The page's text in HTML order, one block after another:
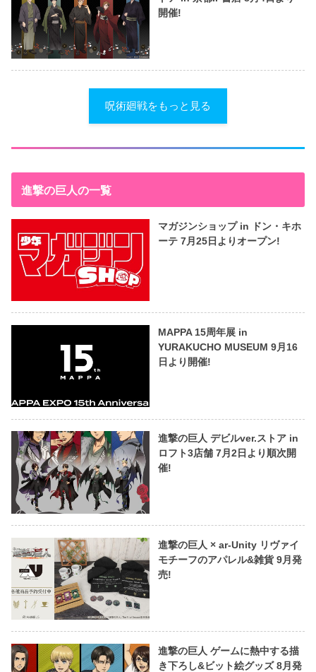
開催!
呪術廻戦をもっと見る
進撃の巨人の一覧
マガジンショップ in ドン・キホ
ーテ 7月25日よりオープン!
MAPPA 15周年展 in
YURAKUCHO MUSEUM 9月16
日より開催!
進撃の巨人 デビルver.ストア in
ロフト3店舗 7月2日より順次開
催!
進撃の巨人 × ar-Unity リヴァイ
モチーフのアパレル&雑貨 9月発
売!
進撃の巨人 ゲームに熱中する描
き下ろし&ビット絵グッズ 8月発